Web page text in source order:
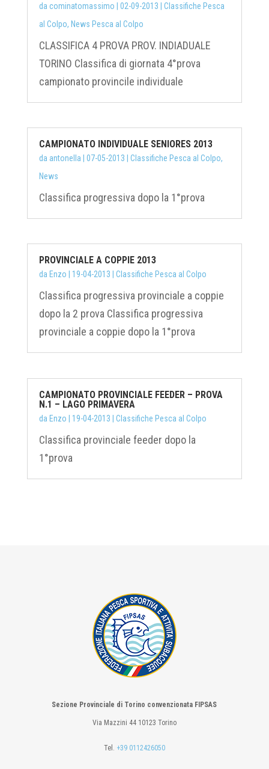
da cominatomassimo 02-09-2013
Classifiche Pesca
al Colpo, News Pesca al Colpo
CLASSIFICA 4 PROVA PROV. INDIADUALE
TORINO Classifica di giornata 4°prova
campionato provincile individuale
CAMPIONATO INDIVIDUALE SENIORES 2013
da antonella 07-05-2013 Classifiche Pesca al Colpo,
News
Classifica progressiva dopo la 1°prova
PROVINCIALE A COPPIE 2013
da Enzo 19-04-2013 Classifiche Pesca al Colpo
Classifica progressiva provinciale a coppie
dopo la 2 prova Classifica progressiva
provinciale a coppie dopo la 1°prova
CAMPIONATO PROVINCIALE FEEDER – PROVA
N.1 – LAGO PRIMAVERA
da Enzo | 19-04-2013 | Classifiche Pesca al Colpo
Classifica provinciale feeder dopo la
1°prova
Sezione Provinciale di Torino convenzionata FIPSAS
Via Mazzini 44 10123 Torino
Tel. +39 0112426050